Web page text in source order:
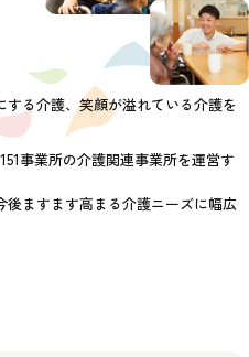
る介護、笑顔が溢れている介護を
事業所の介護関連事業所を運営す
ますます高まる介護ニーズに幅広